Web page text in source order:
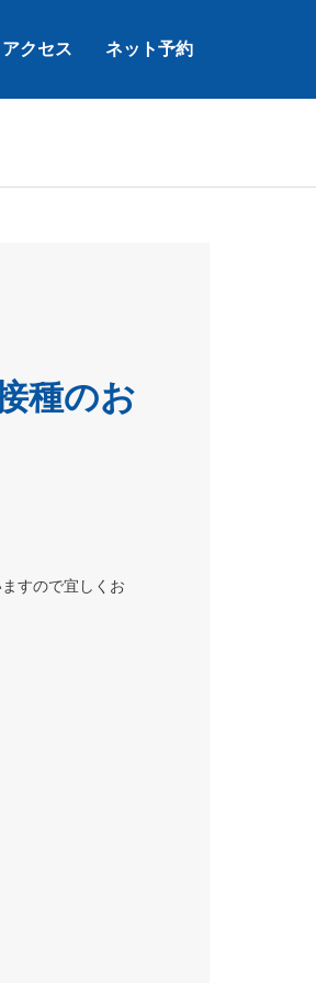
アクセス ネット予約
種のお
すので宜しくお